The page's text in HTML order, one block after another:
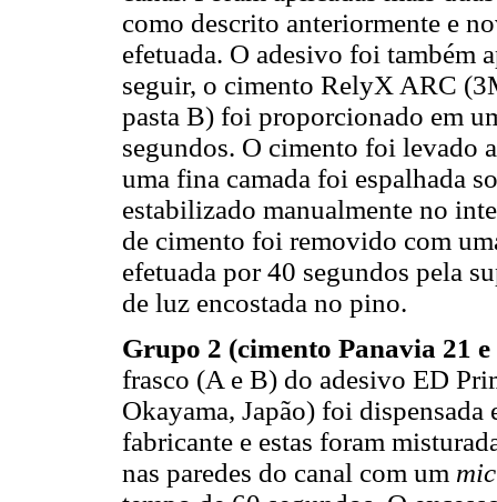
como descrito anteriormente e
efetuada. O adesivo foi também
seguir, o cimento RelyX ARC
pasta B) foi proporcionado em
segundos. O cimento foi levado
uma fina camada foi espalhada
estabilizado manualmente no
de cimento foi removido com
efetuada por 40 segundos pela
de luz encostada no pino.
Grupo 2 (cimento Panavia 21
frasco (A e B) do adesivo ED
Okayama, Japão) foi
fabricante e estas foram
nas paredes do canal com um